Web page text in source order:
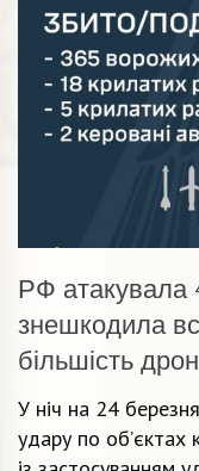
РФ
знешкодила
більшість
У ніч на 24
удару по об’єктах